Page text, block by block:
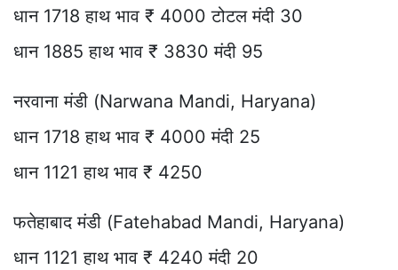
धान 1718 हाथ भाव ₹ 4000 टोटल मंदी 30
धान 1885 हाथ भाव ₹ 3830 मंदी 95
नरवाना मंडी (Narwana Mandi, Haryana)
धान 1718 हाथ भाव ₹ 4000 मंदी 25
धान 1121 हाथ भाव ₹ 4250
फतेहाबाद मंडी (Fatehabad Mandi, Haryana)
धान 1121 हाथ भाव ₹ 4240 मंदी 20